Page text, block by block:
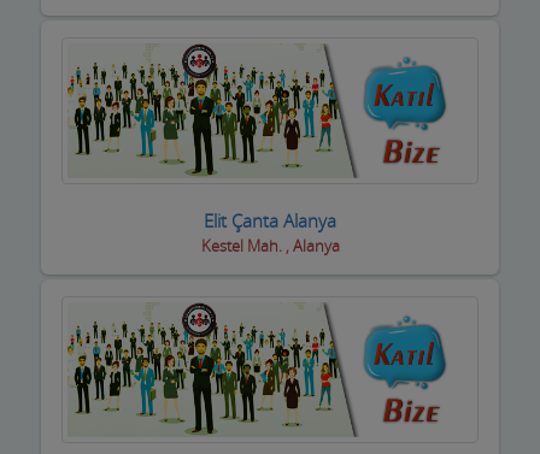
Öğrenci Yurtları
Okullar
Optik / Gözlük Firmaları
Organizasyon Hizmetleri
Organize Sanayi Bölgesi firmaları
Otel Ekipmanları
Oteller
Oto Aksesuar Firmaları
Oto Boya Firmaları
Elit Çanta Alanya
Kestel Mah. , Alanya